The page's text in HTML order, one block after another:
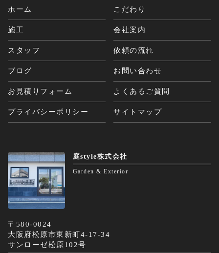
ホーム こだわり
施工 会社案内
スタッフ 依頼の流れ
ブログ お問い合わせ
お見積りフォーム よくあるご質問
プライバシーポリシー サイトマップ
庭style株式会社
Garden & Exterior
〒580-0024
大阪府松原市東新町4-17-34
サンローゼ松原102号